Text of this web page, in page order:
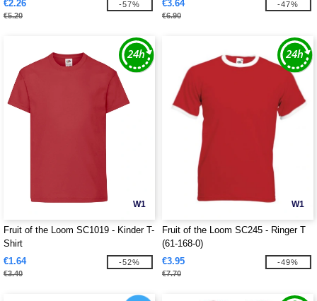
€2.26
€5.20
-57% €3.64
€6.90
-47%
W1
Fruit of the Loom SC1019 - Kinder T-
Shirt
€1.64
€3.40
-52%
W1
Fruit of the Loom SC245 - Ringer T
(61-168-0)
€3.95
€7.70
-49%